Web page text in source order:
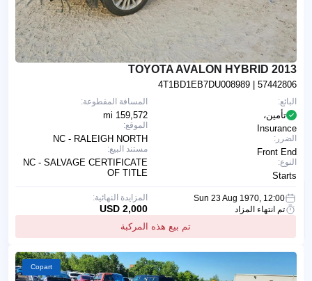
2013 TOYOTA AVALON HYBRID
4T1BD1EB7DU008989 | 57442806
المسافة المقطوعة:
159,572 mi
الموقع:
NC - RALEIGH NORTH
مستند البيع:
NC - SALVAGE CERTIFICATE
OF TITLE
البائع:
تأمين،
Insurance
الضرر:
Front End
النوع:
Starts
Sun 23 Aug 1970, 12:00
تم انتهاء المزاد
تم بيع هذه المركبة
المزايدة النهائية:
2,000 USD
Copart